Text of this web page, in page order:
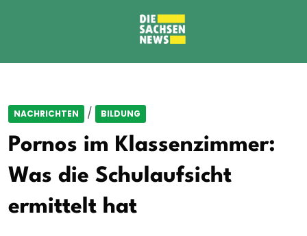
NACHRICHTEN / BILDUNG
Pornos im Klassenzimmer:
Was die Schulaufsicht
ermittelt hat